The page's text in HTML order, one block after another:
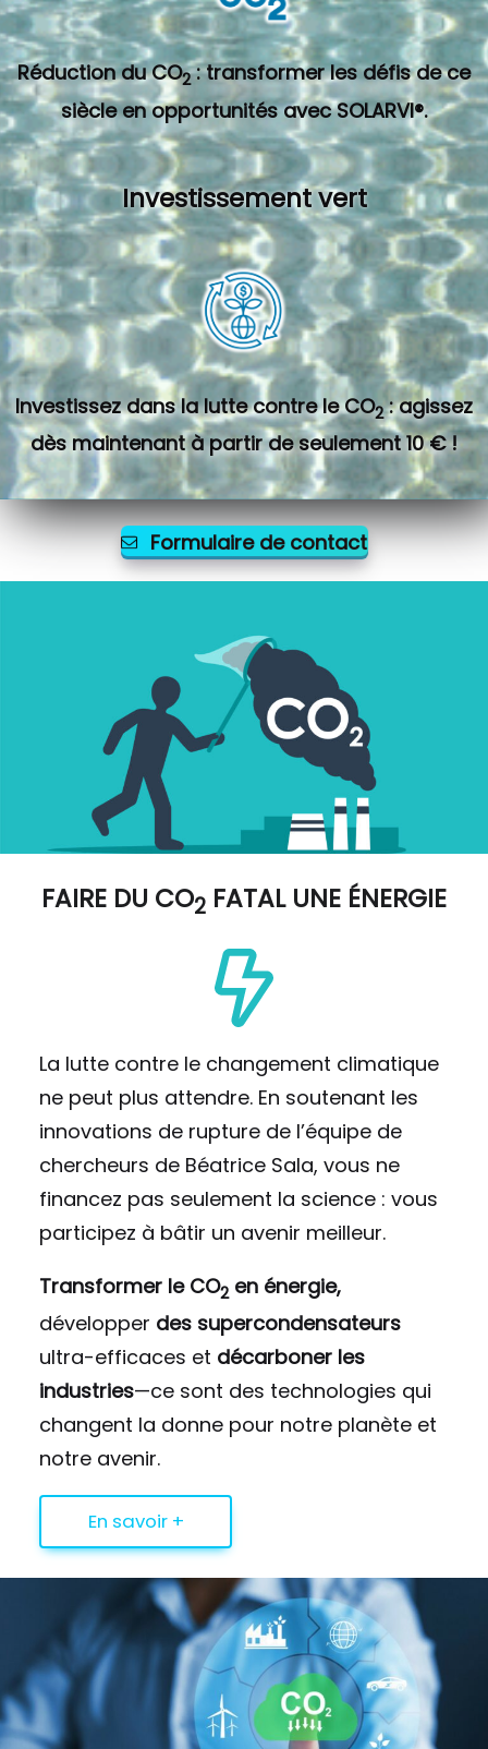
Réduction du CO2 : transformer les défis de ce
siècle en opportunités avec SOLARVI®.
Investissement vert
Investissez dans la lutte contre le CO2 : agissez
dès maintenant à partir de seulement 10 € !
Formulaire de contact
FAIRE DU CO2 FATAL UNE ÉNERGIE
La lutte contre le changement climatique
ne peut plus attendre. En soutenant les
innovations de rupture de l’équipe de
chercheurs de Béatrice Sala, vous ne
financez pas seulement la science : vous
participez à bâtir un avenir meilleur.
Transformer le CO2 en énergie,
développer des supercondensateurs
ultra-efficaces et décarboner les
industries—ce sont des technologies qui
changent la donne pour notre planète et
notre avenir.
En savoir +